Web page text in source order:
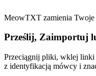
MeowTXT zamienia Twoje
Prześlij, Zaimportuj
Przeciągnij pliki, wklej linki
z identyfikacją mówcy i